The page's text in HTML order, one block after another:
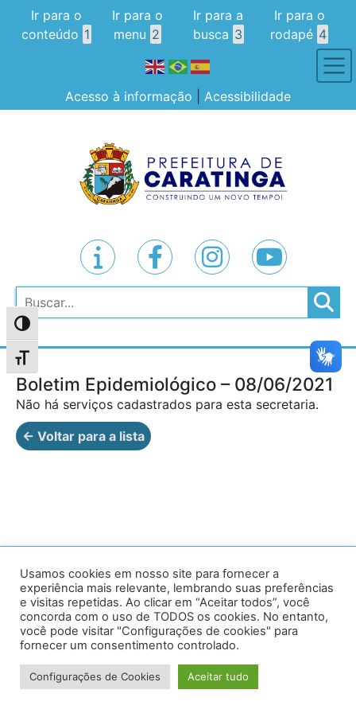
Alternar alto contraste
Alternar tamanho da fonte
Ir para o
conteúdo 1
Ir para o
menu 2
Ir para a
busca 3
Ir para o
rodapé 4
Acesso à informação Acessibilidade
Pesquisar
Boletim Epidemiológico – 08/06/2021
Não há serviços cadastrados para esta secretaria.
← Voltar para a lista
Av. Prof. Armando Alves da Silva, nº 1950 - Zacarias,
Caratinga - MG - 35302-403 / Tel: (33) 3329 8000
Desenvolvido por VersaTec
Usamos cookies em nosso site para fornecer a
experiência mais relevante, lembrando suas preferências
e visitas repetidas. Ao clicar em “Aceitar todos”, você
concorda com o uso de TODOS os cookies. No entanto,
você pode visitar "Configurações de cookies" para
fornecer um consentimento controlado.
Configurações de Cookies Aceitar tudo